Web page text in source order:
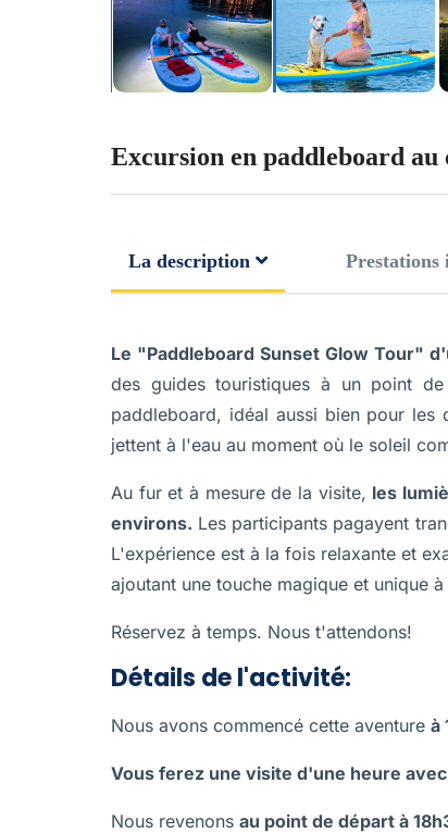
Excursion en paddleboard au
La description Prestations
Le "Paddleboard Sunset Glow Tour"
des guides touristiques à un point
paddleboard, idéal aussi bien pour les
jettent à l'eau au moment où le soleil
Au fur et à mesure de la visite, les
environs. Les participants pagayent
L'expérience est à la fois relaxante et
ajoutant une touche magique et unique
Réservez à temps. Nous t'attendons!
Détails de l'activité:
Nous avons commencé cette aventure à
Vous ferez une visite d'une heure
Nous revenons au point de départ à